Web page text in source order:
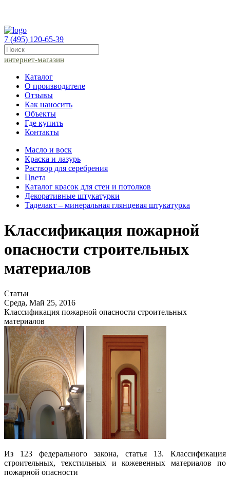
7 (495) 120-65-39
интернет-магазин
Каталог
О производителе
Отзывы
Как наносить
Объекты
Где купить
Контакты
Масло и воск
Краска и лазурь
Раствор для серебрения
Цвета
Каталог красок для стен и потолков
Декоративные штукатурки
Таделакт – минеральная глянцевая штукатурка
Классификация пожарной
опасности строительных
материалов
Статьи
Среда, Май 25, 2016
Классификация пожарной опасности строительных
материалов
Из 123 федерального закона, статья 13. Классификация
строительных, текстильных и кожевенных материалов по
пожарной опасности